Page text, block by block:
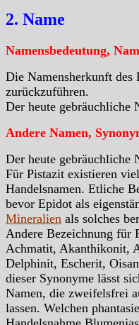
2. Name
Namensbedeutung,
Die Namensherkunft des
zurückzuführen.
Der heute gebräuchliche
Andere Namen,
Der heute gebräuchliche
Für Pistazit existieren
Handelsnamen. Etliche
bevor Epidot als
Mineralien als solches
Andere Bezeichnung für
Achmatit, Akanthikonit,
Delphinit, Escherit,
dieser Synonyme lässt
Namen, die zweifelsfrei
lassen. Welchen